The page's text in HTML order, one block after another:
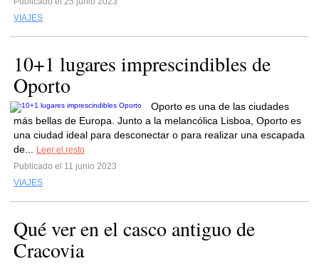
VIAJES
10+1 lugares imprescindibles de
Oporto
Oporto es una de las ciudades
más bellas de Europa. Junto a la melancólica Lisboa, Oporto es
una ciudad ideal para desconectar o para realizar una escapada
de...
Leer el resto
Publicado el 11 junio 2023
VIAJES
Qué ver en el casco antiguo de
Cracovia